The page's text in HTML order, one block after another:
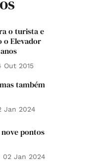
o turista e
o Elevador
Out 2015
também
Jan 2024
nove pontos
02 Jan 2024